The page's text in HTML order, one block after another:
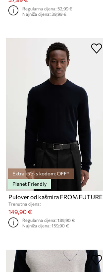
Regularna cijena:52,99 €
Najniža cijena:39,99 €
Extra -5% s kodom: OFF*
Planet Friendly
Pulover od kašmira FROM FUTURE
Trenutna cijena:
149,90 €
Regularna cijena:189,90 €
Najniža cijena:159,90 €